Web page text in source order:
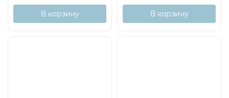
В корзину В корзину